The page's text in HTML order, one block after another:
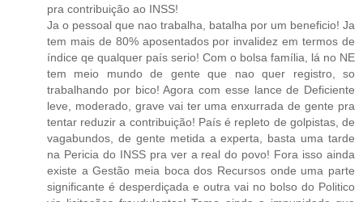
pra contribuição ao INSS!
Ja o pessoal que nao trabalha, batalha por um beneficio! Ja
tem mais de 80% aposentados por invalidez em termos de
índice qe qualquer país serio! Com o bolsa família, lá no NE
tem meio mundo de gente que nao quer registro, so
trabalhando por bico! Agora com esse lance de Deficiente
leve, moderado, grave vai ter uma enxurrada de gente pra
tentar reduzir a contribuição! País é repleto de golpistas, de
vagabundos, de gente metida a experta, basta uma tarde
na Pericia do INSS pra ver a real do povo! Fora isso ainda
existe a Gestão meia boca dos Recursos onde uma parte
significante é desperdiçada e outra vai no bolso do Politico